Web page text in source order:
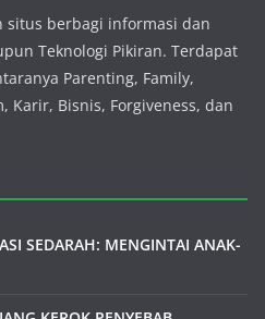
situs berbagi informasi dan
Teknologi Pikiran. Terdapat
Parenting, Family,
Karir, Bisnis, Forgiveness, dan
SEDARAH: MENGINTAI ANAK-